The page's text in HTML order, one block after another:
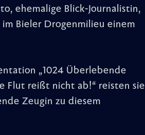
ehemalige Blick-Journalistin,
Bieler Drogenmilieu einem
„1024 Überlebende
Flut reißt nicht ab!“ reisten sie
Zeugin zu diesem